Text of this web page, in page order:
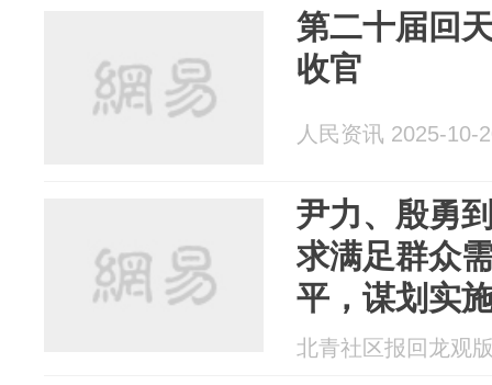
第二十届回
收官
人民资讯 2025-10-
尹力、殷勇
求满足群众
平，谋划实
北青社区报回龙观